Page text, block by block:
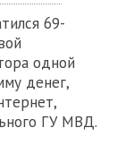
69-
одной
денег,
ГУ МВД.